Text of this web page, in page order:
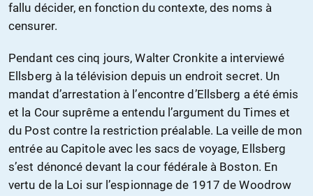
fallu décider, en fonction du contexte, des noms à
censurer.
Pendant ces cinq jours, Walter Cronkite a interviewé
Ellsberg à la télévision depuis un endroit secret. Un
mandat d’arrestation à l’encontre d’Ellsberg a été émis
et la Cour suprême a entendu l’argument du Times et
du Post contre la restriction préalable. La veille de mon
entrée au Capitole avec les sacs de voyage, Ellsberg
s’est dénoncé devant la cour fédérale à Boston. En
vertu de la Loi sur l’espionnage de 1917 de Woodrow